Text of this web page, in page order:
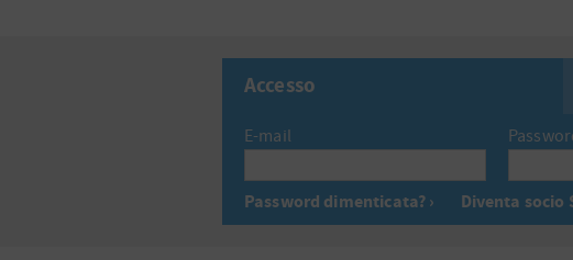
Accesso
E-mail
Password dimenticata? › Diventa socio